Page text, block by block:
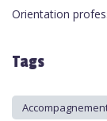
Orientation
Tags